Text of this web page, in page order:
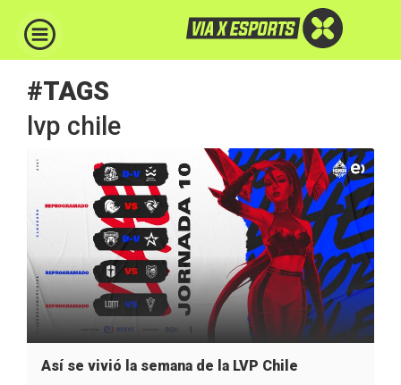
#TAGS
lvp chile
Así se vivió la semana de la LVP Chile